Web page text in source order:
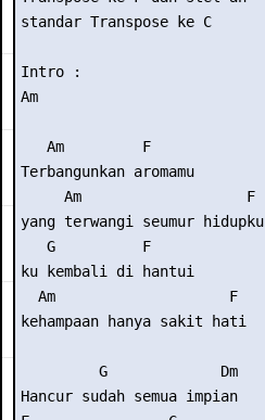
standar Transpose ke C
Intro :
Am
   Am         F
Terbangunkan aromamu
     Am                   F
yang terwangi seumur hidupku
   G          F
ku kembali di hantui
  Am                    F
kehampaan hanya sakit hati
         G             Dm
Hancur sudah semua impian